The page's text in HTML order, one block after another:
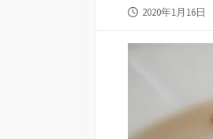
公
日
2020年1月16日